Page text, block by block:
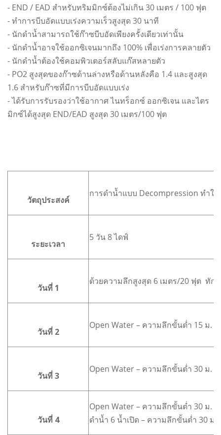
- END / EAD สำหรับทริมมิกซ์ต้องไม่เกิน 30 เมตร / 100 ฟุต
- ทำการบีบอัดแบบเร่งความเร็วสูงสุด 30 นาที
- นักดำน้ำสามารถใช้ก๊าซบีบอัดเพียงครั้งเดียวเท่านั้น
- นักดำน้ำอาจใช้ออกซิเจนมากถึง 100% เพื่อเร่งการคลายตัว
- นักดำน้ำต้องใช้คอมพิวเตอร์สลับแก๊สหลายตัว
- PO2 สูงสุดของก๊าซด้านล่างหรือด้านหลังคือ 1.4 และสูงสุด
1.6 สำหรับก๊าซที่มีการบีบอัดแบบเร่ง
- ได้รับการรับรองว่าใช้อากาศ ไนทร็อกซ์ ออกซิเจน และไตร
มิกซ์ได้สูงสุด END/EAD สูงสุด 30 เมตร/100 ฟุต
วัตถุประสงค์
การดำน้ำแบบ Decompression ทำใ
ระยะเวลา
5 วัน 8 ไดฟ์
วันที่ 1
ด้วยความลึกสูงสุด 6 เมตร/20 ฟุต ทักษ
วันที่ 2
Open Water – ความลึกขั้นต่ำ 15 ม.
วันที่ 3
Open Water – ความลึกขั้นต่ำ 30 ม.
วันที่ 4
Open Water – ความลึกขั้นต่ำ 30 ม.
ดำน้ำ 6 น้ำเปิด – ความลึกขั้นต่ำ 30 ม